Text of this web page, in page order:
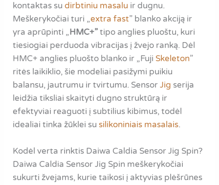
kontaktas sudirbtiniu masalu ir dugnu.
Meškerykočiai turi „extra fast” blanko akciją ir
yra aprūpinti „HMC+”tipo anglies pluoštu, kuri
tiesiogiai perduoda vibracijas į žvejo ranką. Dėl
HMC+ anglies pluošto blanko ir „Fuji Skeleton”
ritės laikiklio, šie modeliai pasižymi puikiu
balansu, jautrumu ir tvirtumu. SensorJig serija
leidžia tiksliai skaityti dugno struktūrą ir
efektyviai reaguoti į subtilius kibimus, todėl
idealiai tinka žūklei susilikoniniais masalais.
Kodėl verta rinktis Daiwa Caldia Sensor Jig Spin?
Daiwa Caldia Sensor Jig Spin meškerykočiai
sukurti žvejams, kurie taikosi į aktyvias plėšrūnes